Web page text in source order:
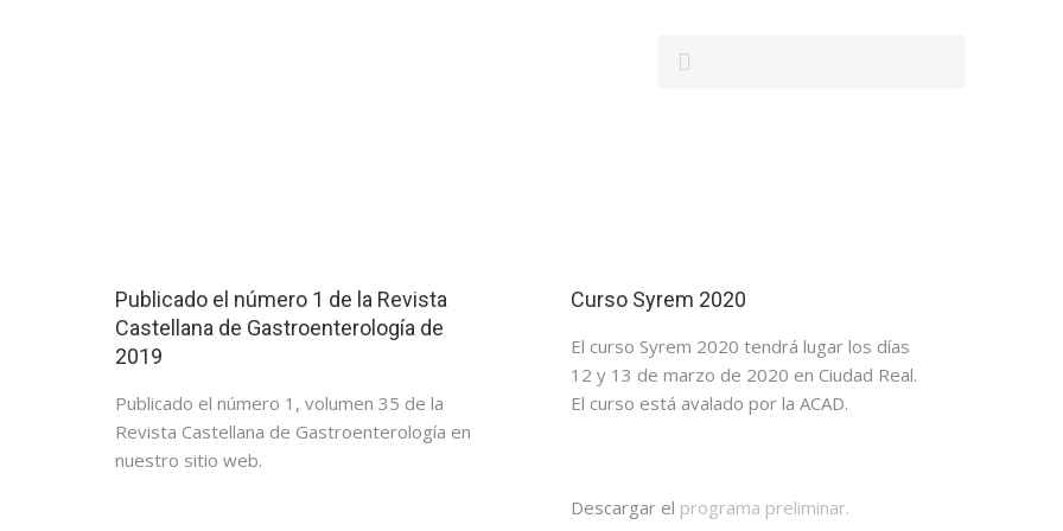
Publicado el número 1 de la Revista
Castellana de Gastroenterología de
2019
Publicado el número 1, volumen 35 de la
Revista Castellana de Gastroenterología en
nuestro sitio web.
Curso Syrem 2020
El curso Syrem 2020 tendrá lugar los días
12 y 13 de marzo de 2020 en Ciudad Real.
El curso está avalado por la ACAD.
Descargar el programa preliminar.